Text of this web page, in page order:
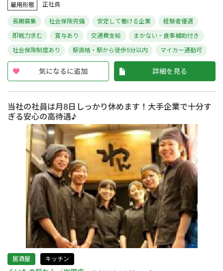
雇用形態
正社員
長期募集 社会保険完備 安定して働ける企業
経験者優遇
即戦力求む
賞与あり 交通費支給
まかない・食事補助付き
社会保険制度あり
駅直結・駅から徒歩5分以内 マイカー通勤可
気になるに追加 詳細を見る
当社の社員は月8日しっかり休めます！大手企業で十分す
ぎる安心の高待遇♪
居酒屋 キッチン